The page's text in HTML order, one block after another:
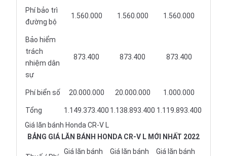
Phí bảo trì
đường bộ
1.560.000 1.560.000 1.560.000
Bảo hiểm
trách
nhiệm dân
sự
873.400 873.400 873.400
Phí biển số 20.000.000 20.000.000 1.000.000
Tổng 1.149.373.400 1.138.893.400 1.119.893.400
Giá lăn bánh Honda CR-V L
BẢNG GIÁ LĂN BÁNH HONDA CR-V L MỚI NHẤT 2022
Giá lăn bánh
Giá lăn bánh
Giá lăn bánh